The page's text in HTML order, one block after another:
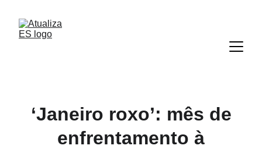
‘Janeiro roxo’: mês de
enfrentamento à